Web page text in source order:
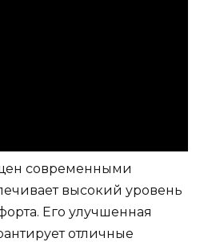
современными
высокий уровень
Его улучшенная
отличные